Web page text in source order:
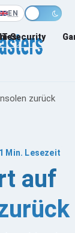
EN
Security
zurück
Min. Lesezeit
auf